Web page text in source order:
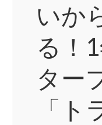
いか
る！
ター
「ト